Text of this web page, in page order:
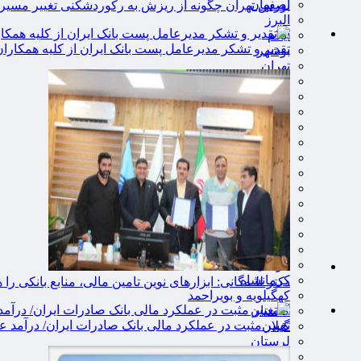
اصفهان
البرز
ایلام
بوشهر
تهران
چهارمحال و بختیاری
خراسان جنوبی
خراسان رضوی
خراسان شمالی
خوزستان
زنجان
سمنان
سیستان و بلوچستان
فارس
قزوین
قم
کردستان
کرمان
کرمانشاه
کهگیلویه و بویراحمد
گلستان
گیلان
لرستان
مازندران
بورس تهران چگونه از ریزش به رکوردشکنی تغییر مسیر
تقدیر و تشکر مدیرعامل پست بانک ایران از کلیه
دکتر للـه‌گانی: ابزارهای نوین تامین مالی، منابع بانکی
تغییر مثبت در عملکرد مالی بانک صادرات ایران/ درآمد عملیاتی ۸۰